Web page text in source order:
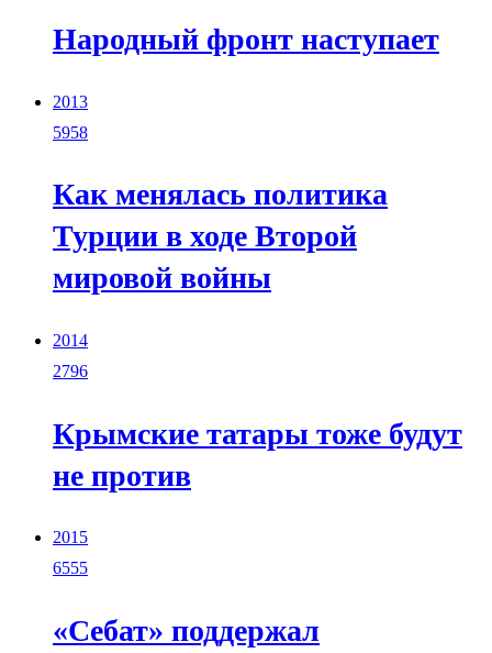
Народный фронт наступает
2013
5958
Как менялась политика
Турции в ходе Второй
мировой войны
2014
2796
Крымские татары тоже будут
не против
2015
6555
«Себат» поддержал